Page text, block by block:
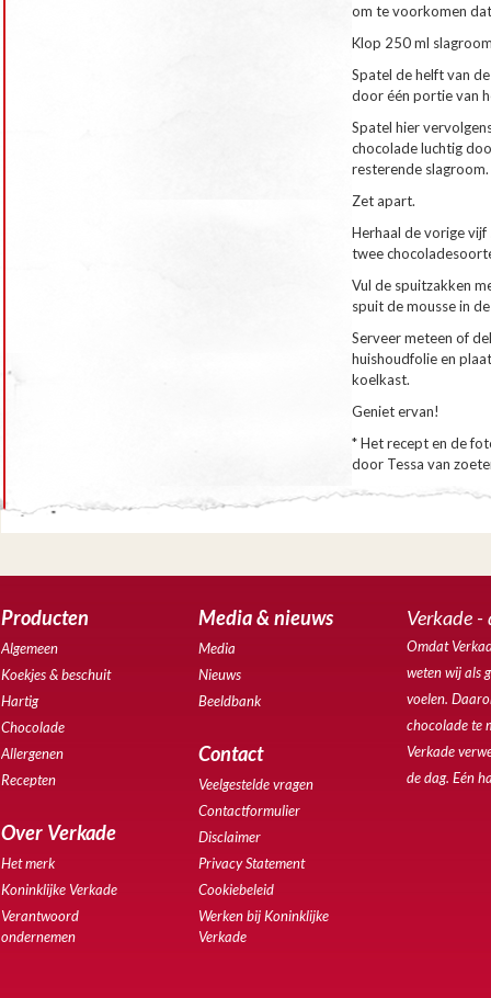
om te voorkomen
Klop 250 ml
Spatel de helft van
door één portie van
Spatel hier
chocolade luchtig
resterende slagroom.
Zet apart.
Herhaal de vorige
twee
Vul de spuitzakken
spuit de mousse in
Serveer meteen of
huishoudfolie en
koelkast.
Geniet ervan!
* Het recept en de
door Tessa van
Producten
Algemeen
Koekjes & beschuit
Hartig
Chocolade
Allergenen
Recepten
Over Verkade
Het merk
Koninklijke Verkade
Verantwoord
ondernemen
Media & nieuws
Media
Nieuws
Beeldbank
Contact
Veelgestelde vragen
Contactformulier
Disclaimer
Privacy Statement
Cookiebeleid
Werken bij Koninklijke
Verkade
Verkade -
Omdat
weten wij als
voelen.
chocolade te
Verkade
de dag. Eén